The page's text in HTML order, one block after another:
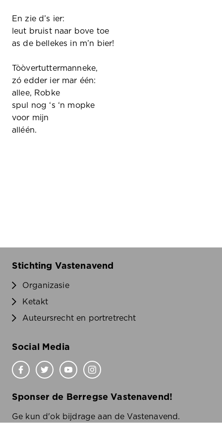
En zie d’s ier:
leut bruist naar bove toe
as de bellekes in m’n bier!
Tòòvertuttermanneke,
zó edder ier mar één:
allee, Robke
spul nog ‘s ‘n mopke
voor mijn
alléén.
Stichting Vastenavend
Organizasie
Ketakt
Auteursrecht en portretrecht
Social Media
Sponser de Berregse Vastenavend!
Ge kun d'ok bijdrage aan de Vastenavend.